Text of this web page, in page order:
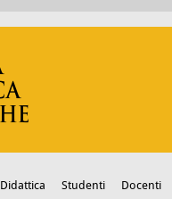
Didattica Studenti Docenti